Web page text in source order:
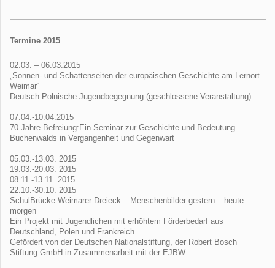
Termine 2015
02.03. – 06.03.2015
„Sonnen- und Schattenseiten der europäischen Geschichte am Lernort
Weimar“
Deutsch-Polnische Jugendbegegnung (geschlossene Veranstaltung)
07.04.-10.04.2015
70 Jahre Befreiung:Ein Seminar zur Geschichte und Bedeutung
Buchenwalds in Vergangenheit und Gegenwart
05.03.-13.03. 2015
19.03.-20.03. 2015
08.11.-13.11. 2015
22.10.-30.10. 2015
SchulBrücke Weimarer Dreieck – Menschenbilder gestern – heute –
morgen
Ein Projekt mit Jugendlichen mit erhöhtem Förderbedarf aus
Deutschland, Polen und Frankreich
Gefördert von der Deutschen Nationalstiftung, der Robert Bosch
Stiftung GmbH in Zusammenarbeit mit der EJBW